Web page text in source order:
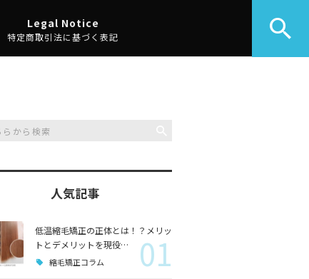
Legal Notice
特定商取引法に基づく表記
人気記事
低温縮毛矯正の正体とは！？メリッ
トとデメリットを現役…
縮毛矯正コラム 01